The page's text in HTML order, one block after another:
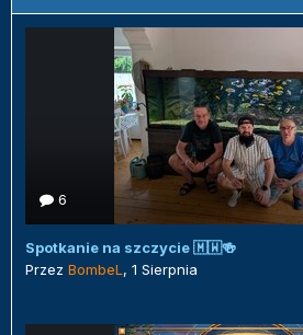
6
Spotkanie na szczycie 🇲🇼🍻
Przez BombeL , 1 Sierpnia